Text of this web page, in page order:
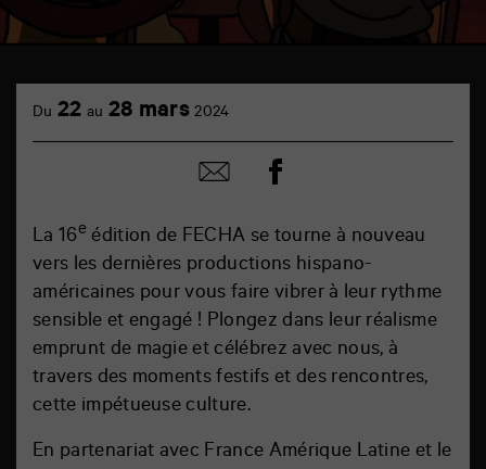
La 16e édition de FECHA se tourne à nouveau
vers les dernières productions hispano-
américaines pour vous faire vibrer à leur rythme
sensible et engagé ! Plongez dans leur réalisme
emprunt de magie et célébrez avec nous, à
travers des moments festifs et des rencontres,
cette impétueuse culture.
En partenariat avec France Amérique Latine et le
Du 22 au 28 mars 2024
Partager
par
Partager
sur